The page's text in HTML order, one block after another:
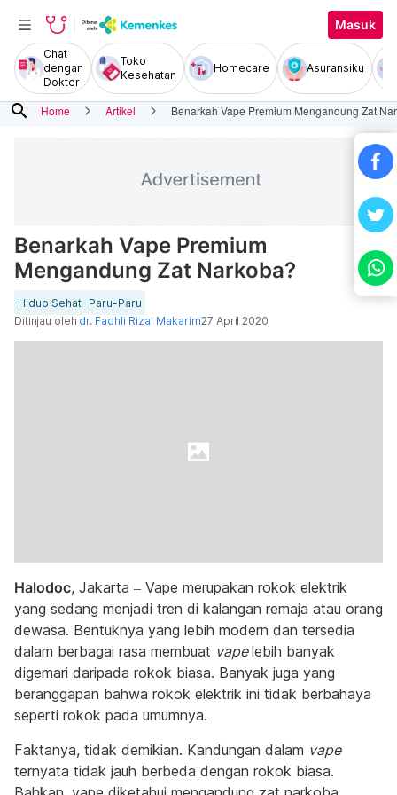
Masuk
Chat
dengan
Dokter
Toko
Kesehatan
Homecare Asuransiku
search Home Artikel Benarkah Vape Premium Mengandung Zat
Benarkah Vape Premium
Mengandung Zat Narkoba?
Hidup Sehat Paru-Paru
Ditinjau oleh dr. Fadhli Rizal Makarim27 April 2020
Halodoc, Jakarta – Vape merupakan rokok elektrik
yang sedang menjadi tren di kalangan remaja atau orang
dewasa. Bentuknya yang lebih modern dan tersedia
dalam berbagai rasa membuat vapelebih banyak
digemari daripada rokok biasa. Banyak juga yang
beranggapan bahwa rokok elektrik ini tidak berbahaya
seperti rokok pada umumnya.
Faktanya, tidak demikian. Kandungan dalam vape
ternyata tidak jauh berbeda dengan rokok biasa.